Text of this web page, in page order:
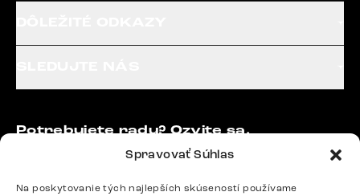
Spravovať Súhlas
Na poskytovanie tých najlepších skúseností používame
Potrebujete radu? Ozvite sa.
podpora@delife-shop.sk